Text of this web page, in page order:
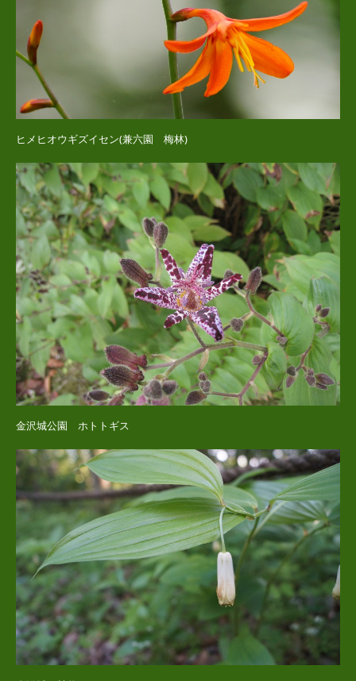
ヒメヒオウギズイセン(兼六園 梅林)
金沢城公園 ホトトギス